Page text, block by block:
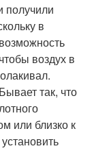
в
воздух в
так, что
или близко к